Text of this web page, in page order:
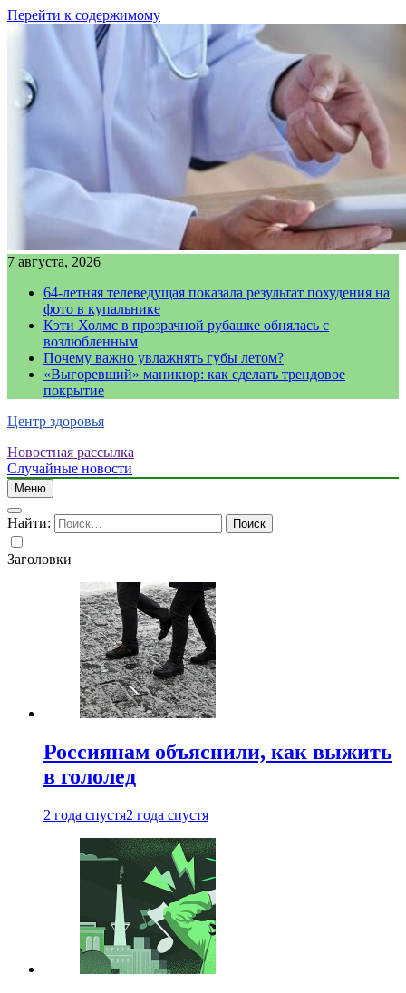
Перейти к содержимому
7 августа, 2026
64-летняя телеведущая показала результат похудения на
фото в купальнике
Кэти Холмс в прозрачной рубашке обнялась с
возлюбленным
Почему важно увлажнять губы летом?
«Выгоревший» маникюр: как сделать трендовое
покрытие
Центр здоровья
Новостная рассылка
Случайные новости
Меню
Найти:
Заголовки
Россиянам объяснили, как выжить
в гололед
2 года спустя2 года спустя